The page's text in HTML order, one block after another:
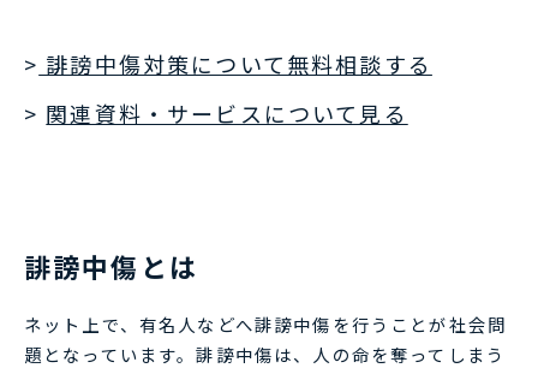
> 誹謗中傷対策について無料相談する
> 関連資料・サービスについて見る
誹謗中傷とは
ネット上で、有名人などへ誹謗中傷を行うことが社会問
題となっています。誹謗中傷は、人の命を奪ってしまう